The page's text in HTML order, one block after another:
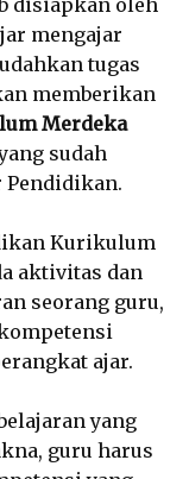
disiapkan oleh
mengajar
tugas
memberikan
Merdeka
sudah
Pendidikan.
Kurikulum
aktivitas dan
seorang guru,
ajar.
yang
guru harus